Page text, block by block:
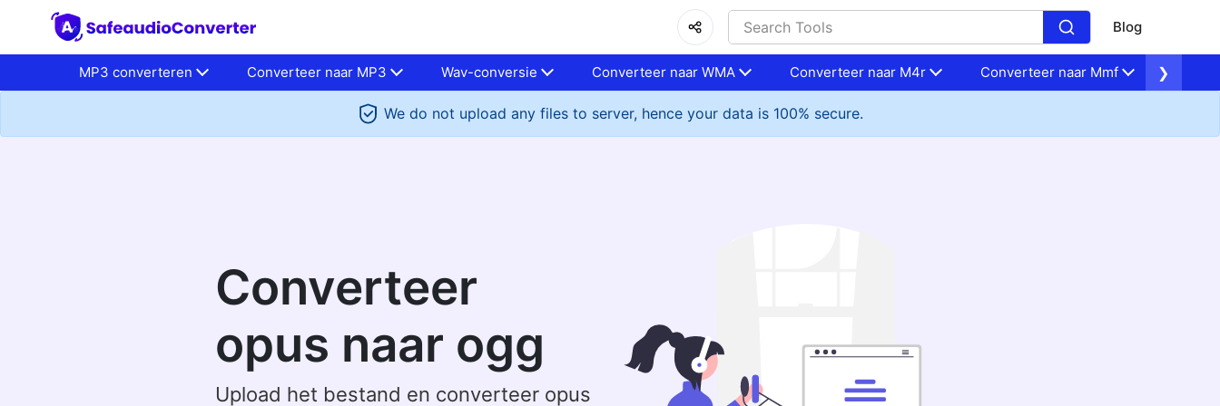
Blog
MP3 converteren Converteer naar MP3 Wav-conversie Converteer naar WMA Converteer naar M4r Converteer naar Mmf ❯
We do not upload any files to server, hence your data is 100% secure.
Converteer
opus naar ogg
Upload het bestand en converteer opus